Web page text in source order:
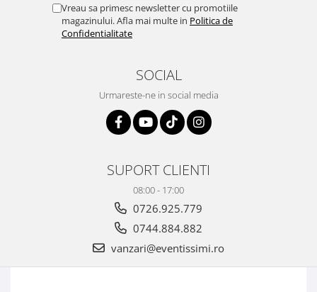
Vreau sa primesc newsletter cu promotiile
magazinului. Afla mai multe in Politica de
Confidentialitate
SOCIAL
Urmareste-ne in social media
SUPORT CLIENTI
08:00 - 17:00
0726.925.779
0744.884.882
vanzari@eventissimi.ro